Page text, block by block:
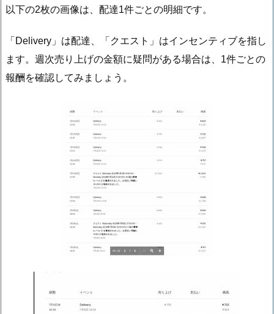
以下の2枚の画像は、配達1件ごとの明細です。
「Delivery」は配達、「クエスト」はインセンティブを指し
ます。週次売り上げの金額に疑問がある場合は、1件ごとの
報酬を確認してみましょう。